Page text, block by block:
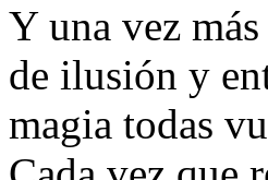
Y una vez más
de ilusión y
magia todas